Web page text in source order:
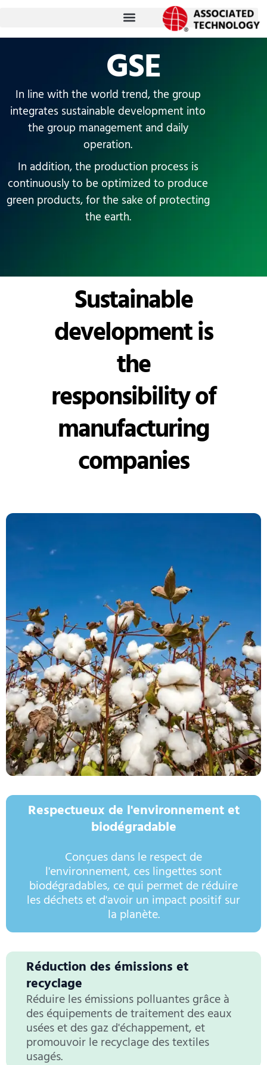
内
GSE
In line with the world trend, the group
integrates sustainable development into
the group management and daily
operation.
In addition, the production process is
continuously to be optimized to produce
green products, for the sake of protecting
the earth.
Sustainable
development is
the
responsibility of
manufacturing
companies
Respectueux de l'environnement et
biodégradable
Conçues dans le respect de
l'environnement, ces lingettes sont
biodégradables, ce qui permet de réduire
les déchets et d'avoir un impact positif sur
la planète.
Réduction des émissions et
recyclage
Réduire les émissions polluantes grâce à
des équipements de traitement des eaux
usées et des gaz d'échappement, et
promouvoir le recyclage des textiles
usagés.